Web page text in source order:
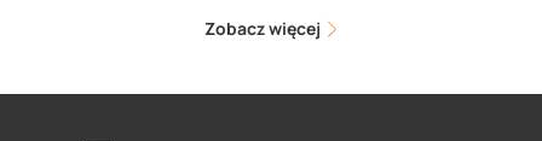
Zobacz więcej